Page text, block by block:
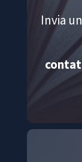
Invia